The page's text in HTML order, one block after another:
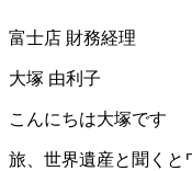
富士店 財務経理
大塚 由利子
こんにちは大塚です
旅、世界遺産と聞くと